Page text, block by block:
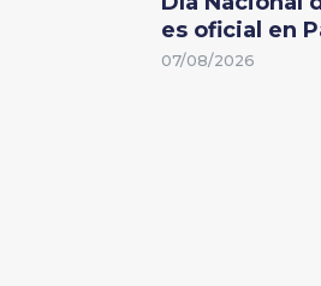
es oficial en
07/08/2026